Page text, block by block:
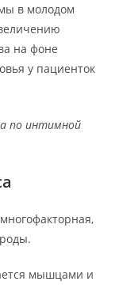
в молодом
на фоне
у пациенток
по интимной
мышцами и